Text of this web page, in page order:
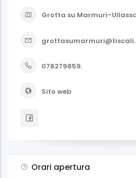
Grotta su Marmuri-
078279859.
Sito web
Orari apertura